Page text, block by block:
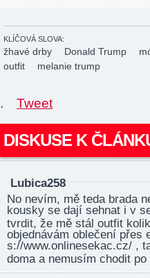
KLÍČOVÁ SLOVA:
žhavé drby Donald Trump
outfit
melanie trump
. Tweet
DISKUSE K
Lubica258
No nevím, mě teda brada
kousky se dají sehnat i v
tvrdit, že mě stál outfit
objednávám oblečení přes
s://ww­w.on­line­sekac­.cz/ ,
doma a nemusím chodit